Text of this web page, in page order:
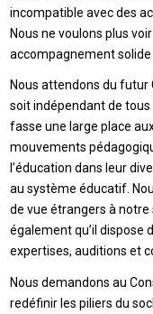
incompatible avec des
Nous ne voulons plus
accompagnement
Nous attendons du futur
soit indépendant de tous
fasse une large place
mouvements
l’éducation dans leur
au système éducatif.
de vue étrangers à
également qu’il dispose
expertises, auditions et
Nous demandons au
redéfinir les piliers du